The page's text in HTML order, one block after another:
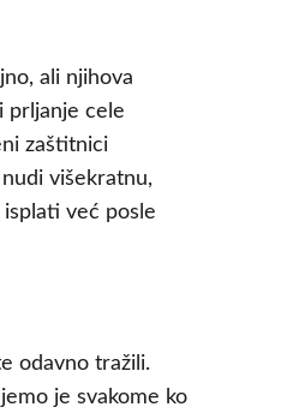
ali njihova
prljanje cele
zaštitnici
nudi višekratnu,
već posle
odavno tražili.
je svakome ko